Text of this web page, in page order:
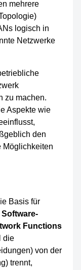
mehrere
logisch in
Netzwerke
zu machen.
Aspekte wie
den
Möglichkeiten
Basis für
Software-
Functions
die
von der
trennt,